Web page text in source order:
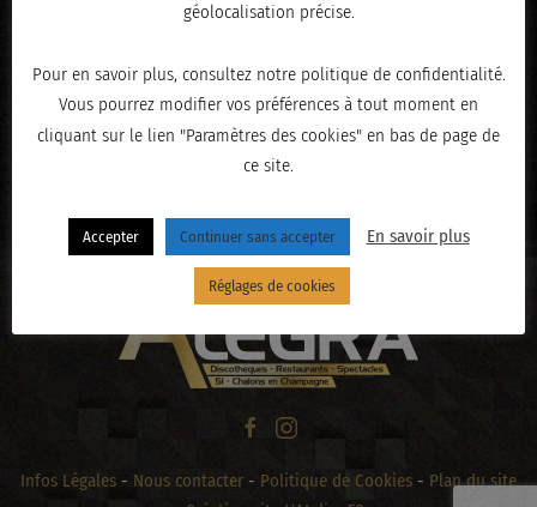
Infos Légales - Nous contacter - Politique de Cookies - Plan du site
géolocalisation précise.
Pour en savoir plus, consultez notre politique de confidentialité.
Vous pourrez modifier vos préférences à tout moment en
cliquant sur le lien "Paramètres des cookies" en bas de page de
ce site.
Accepter Continuer sans accepter En savoir plus
Réglages de cookies